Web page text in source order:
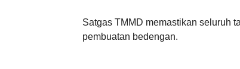
Satgas TMMD memastikan seluruh
pembuatan bedengan.